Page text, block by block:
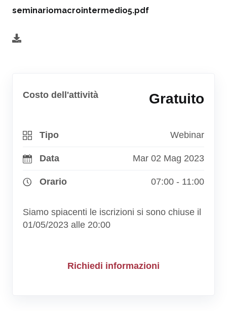
seminariomacrointermedio5.pdf
Costo dell'attività Gratuito
Tipo Webinar
Data Mar 02 Mag 2023
Orario 07:00 - 11:00
Siamo spiacenti le iscrizioni si sono chiuse il
01/05/2023 alle 20:00
Richiedi informazioni